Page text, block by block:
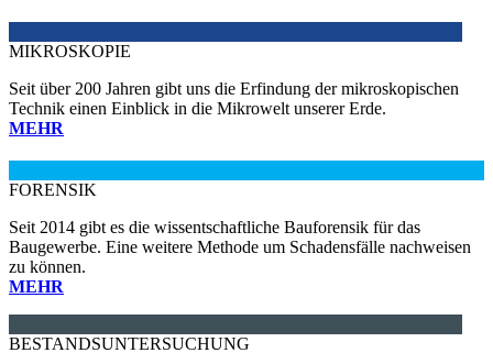
MIKROSKOPIE
Seit über 200 Jahren gibt uns die Erfindung der mikroskopischen
Technik einen Einblick in die Mikrowelt unserer Erde.
MEHR
FORENSIK
Seit 2014 gibt es die wissentschaftliche Bauforensik für das
Baugewerbe. Eine weitere Methode um Schadensfälle nachweisen
zu können.
MEHR
BESTANDSUNTERSUCHUNG